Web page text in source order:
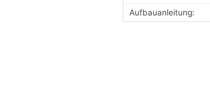
Aufbauanleitung: